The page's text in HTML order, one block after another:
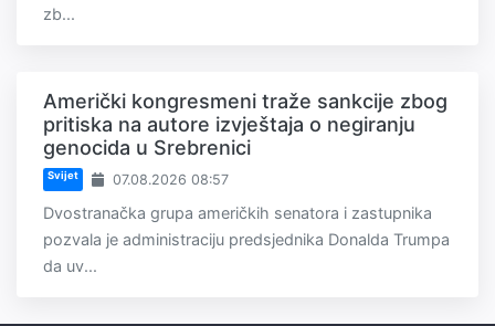
zb...
Američki kongresmeni traže sankcije zbog
pritiska na autore izvještaja o negiranju
genocida u Srebrenici
Svijet 07.08.2026 08:57
Dvostranačka grupa američkih senatora i zastupnika
pozvala je administraciju predsjednika Donalda Trumpa
da uv...